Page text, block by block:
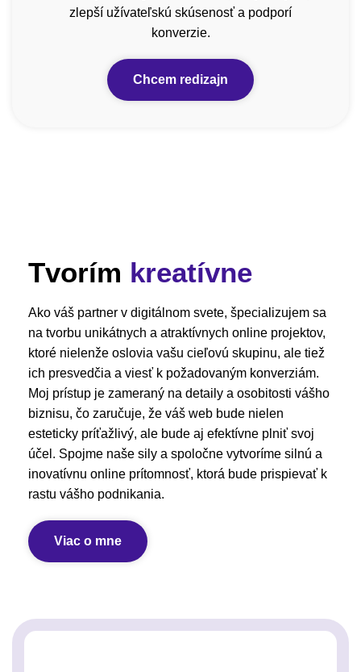
zlepší užívateľskú skúsenosť a podporí
konverzie.
Chcem redizajn
Tvorím kreatívne
Ako váš partner v digitálnom svete, špecializujem sa
na tvorbu unikátnych a atraktívnych online projektov,
ktoré nielenže oslovia vašu cieľovú skupinu, ale tiež
ich presvedčia a viesť k požadovaným konverziám.
Moj prístup je zameraný na detaily a osobitosti vášho
biznisu, čo zaručuje, že váš web bude nielen
esteticky príťažlivý, ale bude aj efektívne plniť svoj
účel. Spojme naše sily a spoločne vytvoríme silnú a
inovatívnu online prítomnosť, ktorá bude prispievať k
rastu vášho podnikania.
Viac o mne